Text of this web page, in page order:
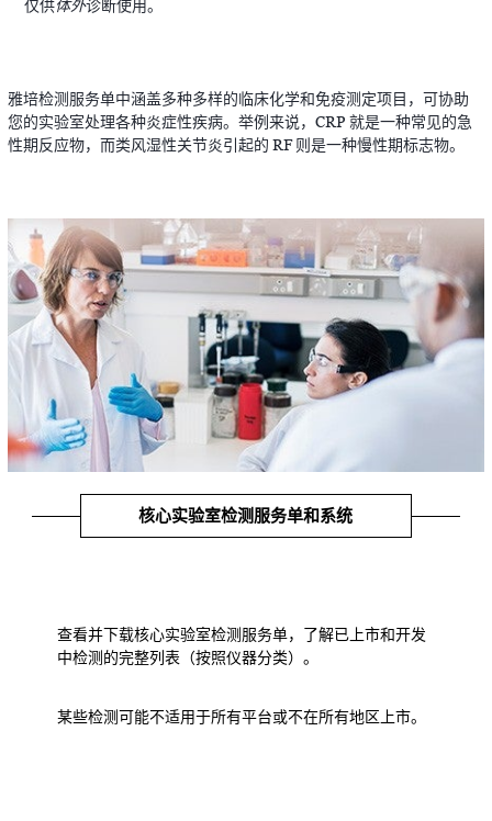
仅供体外诊断使用。
雅培检测服务单中涵盖多种多样的临床化学和免疫测定项目，可协助
您的实验室处理各种炎症性疾病。举例来说，CRP 就是一种常见的急
性期反应物，而类风湿性关节炎引起的 RF 则是一种慢性期标志物。
核心实验室检测服务单和系统
查看并下载核心实验室检测服务单，了解已上市和开发
中检测的完整列表（按照仪器分类）。
某些检测可能不适用于所有平台或不在所有地区上市。